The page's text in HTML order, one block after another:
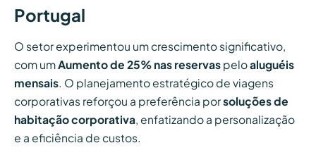
Portugal
O setor experimentou um crescimento significativo,
com umAumento de 25% nas reservaspeloaluguéis
mensais. O planejamento estratégico de viagens
corporativas reforçou a preferência porsoluções de
habitação corporativa, enfatizando a personalização
e a eficiência de custos.